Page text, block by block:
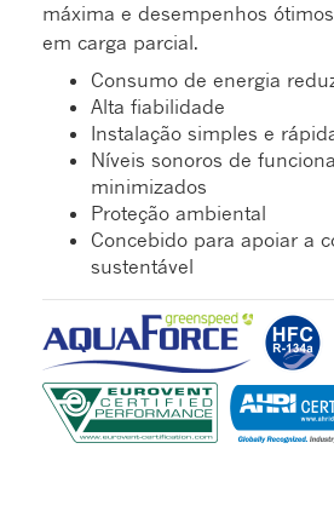
máxima e desempenhos
em carga parcial.
Consumo de energia
Alta fiabilidade
Instalação simples e
Níveis sonoros de
minimizados
Proteção ambiental
Concebido para apoiar a
sustentável